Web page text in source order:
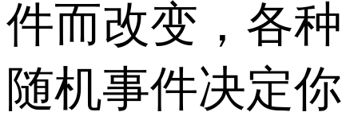
件而改变，各种
随机事件决定你